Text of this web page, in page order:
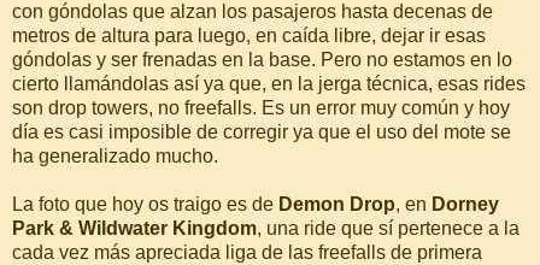
con góndolas que alzan los pasajeros hasta decenas de
metros de altura para luego, en caída libre, dejar ir esas
góndolas y ser frenadas en la base. Pero no estamos en lo
cierto llamándolas así ya que, en la jerga técnica, esas rides
son drop towers, no freefalls. Es un error muy común y hoy
día es casi imposible de corregir ya que el uso del mote se
ha generalizado mucho.
La foto que hoy os traigo es de Demon Drop, en Dorney
Park & Wildwater Kingdom, una ride que sí pertenece a la
cada vez más apreciada liga de las freefalls de primera